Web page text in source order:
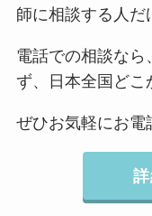
師に相談する人だ
電話での相談なら
ず、日本全国どこ
ぜひお気軽にお電